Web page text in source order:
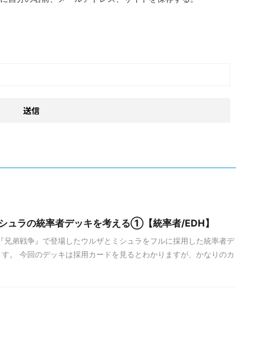
ュラの統率者デッキを考える①【統率者/EDH】
兄弟戦争』で登場したウルザとミシュラをフルに採用した統率者デ
。 今回のデッキは採用カードを見るとわかりますが、かなりのカ